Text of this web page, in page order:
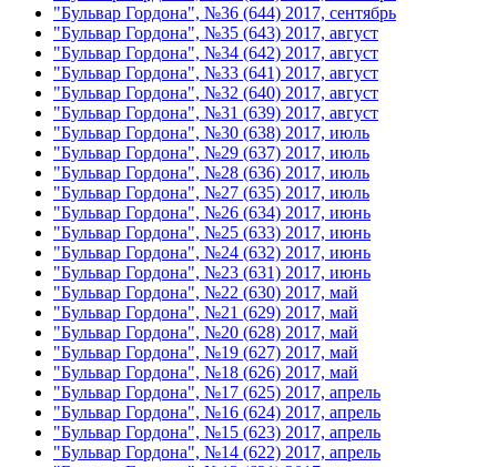
"Бульвар Гордона", №36 (644) 2017, сентябрь
"Бульвар Гордона", №35 (643) 2017, август
"Бульвар Гордона", №34 (642) 2017, август
"Бульвар Гордона", №33 (641) 2017, август
"Бульвар Гордона", №32 (640) 2017, август
"Бульвар Гордона", №31 (639) 2017, август
"Бульвар Гордона", №30 (638) 2017, июль
"Бульвар Гордона", №29 (637) 2017, июль
"Бульвар Гордона", №28 (636) 2017, июль
"Бульвар Гордона", №27 (635) 2017, июль
"Бульвар Гордона", №26 (634) 2017, июнь
"Бульвар Гордона", №25 (633) 2017, июнь
"Бульвар Гордона", №24 (632) 2017, июнь
"Бульвар Гордона", №23 (631) 2017, июнь
"Бульвар Гордона", №22 (630) 2017, май
"Бульвар Гордона", №21 (629) 2017, май
"Бульвар Гордона", №20 (628) 2017, май
"Бульвар Гордона", №19 (627) 2017, май
"Бульвар Гордона", №18 (626) 2017, май
"Бульвар Гордона", №17 (625) 2017, апрель
"Бульвар Гордона", №16 (624) 2017, апрель
"Бульвар Гордона", №15 (623) 2017, апрель
"Бульвар Гордона", №14 (622) 2017, апрель